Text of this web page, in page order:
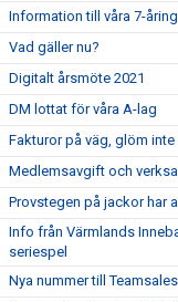
Information till våra 7-
Vad gäller nu?
Digitalt årsmöte 2021
DM lottat för våra A-lag
Fakturor på väg, glöm inte
Medlemsavgift och
Provstegen på jackor har
Info från Värmlands
seriespel
Nya nummer till Teamsales